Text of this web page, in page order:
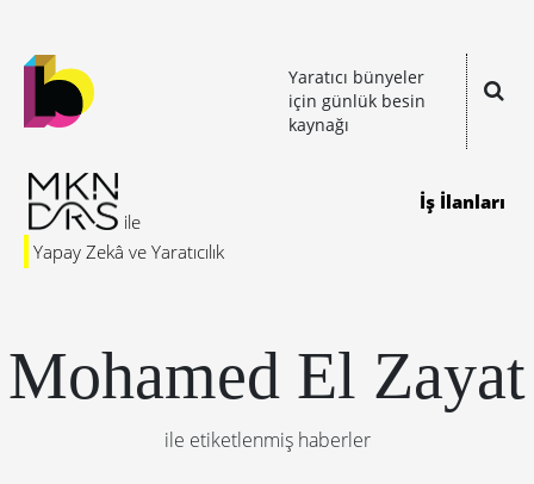
Yaratıcı bünyeler
için günlük besin
kaynağı
Yapay Zekâ ve Yaratıcılık
İş İlanları
Mohamed El Zayat
ile etiketlenmiş haberler